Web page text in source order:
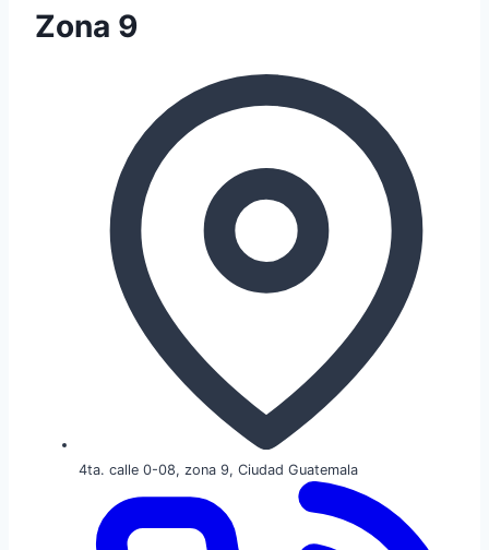
Zona 9
4ta. calle 0-08, zona 9, Ciudad Guatemala